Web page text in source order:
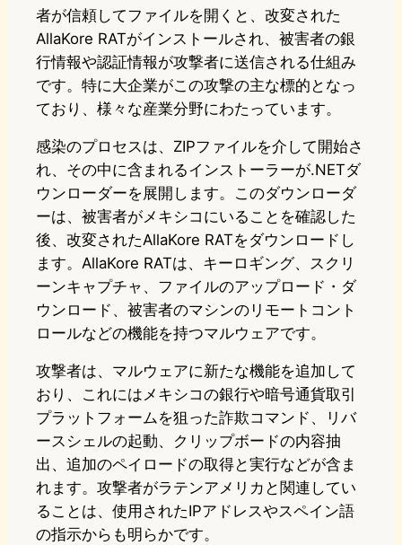
者が信頼してファイルを開くと、改変された
AllaKore RATがインストールされ、被害者の銀
行情報や認証情報が攻撃者に送信される仕組み
です。特に大企業がこの攻撃の主な標的となっ
ており、様々な産業分野にわたっています。
感染のプロセスは、ZIPファイルを介して開始さ
れ、その中に含まれるインストーラーが.NETダ
ウンローダーを展開します。このダウンローダ
ーは、被害者がメキシコにいることを確認した
後、改変されたAllaKore RATをダウンロードし
ます。AllaKore RATは、キーロギング、スクリ
ーンキャプチャ、ファイルのアップロード・ダ
ウンロード、被害者のマシンのリモートコント
ロールなどの機能を持つマルウェアです。
攻撃者は、マルウェアに新たな機能を追加して
おり、これにはメキシコの銀行や暗号通貨取引
プラットフォームを狙った詐欺コマンド、リバ
ースシェルの起動、クリップボードの内容抽
出、追加のペイロードの取得と実行などが含ま
れます。攻撃者がラテンアメリカと関連してい
ることは、使用されたIPアドレスやスペイン語
の指示からも明らかです。